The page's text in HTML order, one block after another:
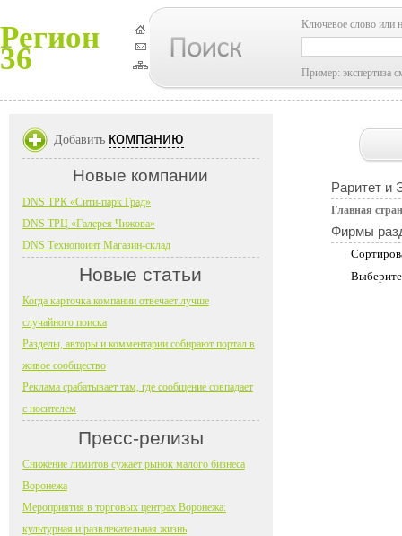
Регион
36
Ключевое слово или
Пример: экспертиза
Раритет и
Главная
Фирмы
Добавить компанию
Новые компании
DNS ТРК «Сити-парк Град»
DNS ТРЦ «Галерея Чижова»
DNS Технопоинт Магазин-склад
Новые статьи
Когда карточка компании отвечает лучше
случайного поиска
Разделы, авторы и комментарии собирают портал в
живое сообщество
Реклама срабатывает там, где сообщение совпадает
с носителем
Пресс-релизы
Снижение лимитов сужает рынок малого бизнеса
Воронежа
Мероприятия в торговых центрах Воронежа:
культурная и развлекательная жизнь